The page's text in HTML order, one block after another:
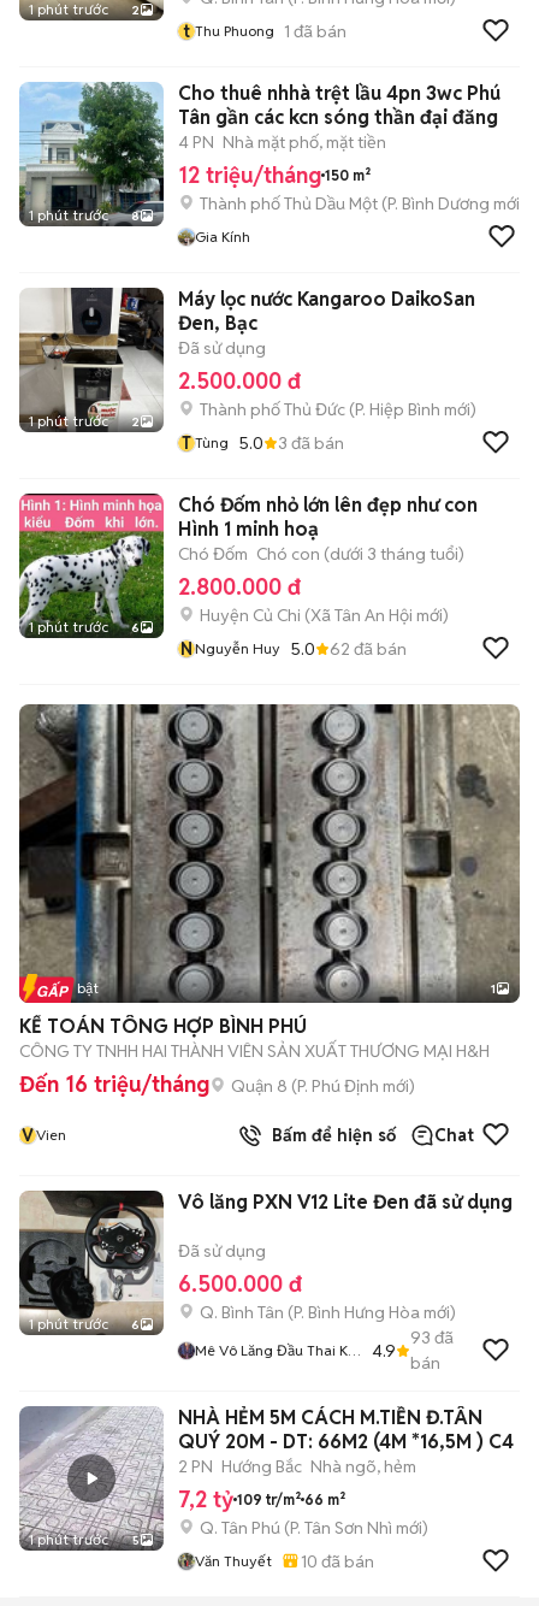
1 phút trước 2
t Thu Phuong 1 đã bán
1 phút trước 8
Cho thuê nhhà trệt lầu 4pn 3wc Phú
Tân gần các kcn sóng thần đại đăng
4 PN Nhà mặt phố, mặt tiền
12 triệu/tháng 150 m²
Thành phố Thủ Dầu Một (P. Bình Dương mới)
Gia Kính
1 phút trước 2
Máy lọc nước Kangaroo DaikoSan
Đen, Bạc
Đã sử dụng
2.500.000 đ
Thành phố Thủ Đức (P. Hiệp Bình mới)
T Tùng 5.0 3 đã bán
1 phút trước 6
Chó Đốm nhỏ lớn lên đẹp như con
Hình 1 minh hoạ
Chó Đốm Chó con (dưới 3 tháng tuổi)
2.800.000 đ
Huyện Củ Chi (Xã Tân An Hội mới)
NNguyễn Huy 5.0 62 đã bán
Tin nổi bật 1
KẾ TOÁN TÔNG HỢP BÌNH PHÚ
CÔNG TY TNHH HAI THÀNH VIÊN SẢN XUẤT THƯƠNG MẠI H&H
Đến 16 triệu/tháng Quận 8 (P. Phú Định mới)
VVien Bấm để hiện số Chat
1 phút trước 6
Vô lăng PXN V12 Lite Đen đã sử dụng
Đã sử dụng
6.500.000 đ
Q. Bình Tân (P. Bình Hưng Hòa mới)
Mê Vô Lăng Đầu Thai K
4.9
93 đã
bán
1 phút trước 5
NHÀ HẺM 5M CÁCH M.TIỀN Đ.TÂN
QUÝ 20M - DT: 66M2 (4M *16,5M ) C4
2 PN Hướng Bắc Nhà ngõ, hẻm
7,2 tỷ 109 tr/m² 66 m²
Q. Tân Phú (P. Tân Sơn Nhì mới)
Văn Thuyết 10 đã bán